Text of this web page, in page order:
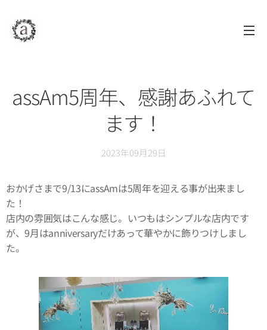
assAm5周年、感謝あふれて
ます！
2023年09月29日
おかげさまで9/13にassAmは5周年を迎える事が出来まし
た！
店内の雰囲気はこんな感じ。いつもはシンプルな店内です
が、9月はanniversaryだけあって華やかに飾りつけしまし
た。